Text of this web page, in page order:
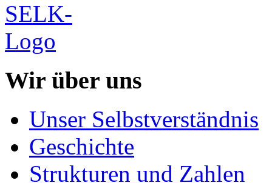
Wir über uns
Unser Selbstverständnis
Geschichte
Strukturen und Zahlen